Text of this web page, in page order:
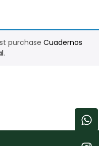
purchase Cuadernos
.